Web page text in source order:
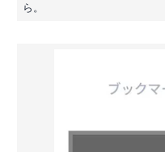
ら。